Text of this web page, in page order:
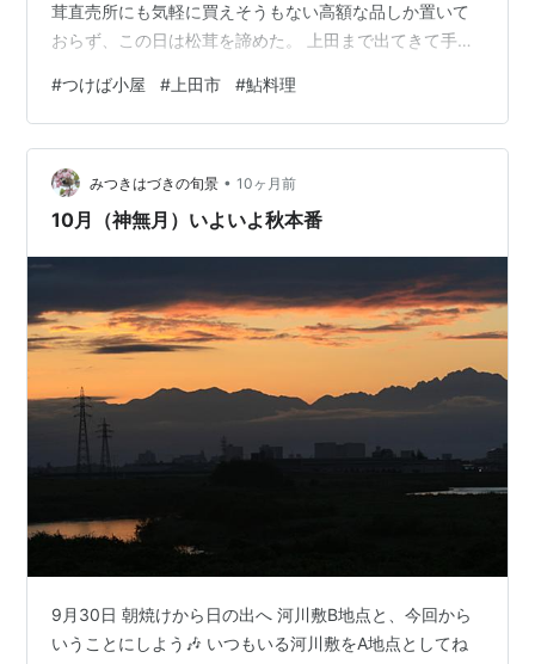
茸直売所にも気軽に買えそうもない高額な品しか置いて
おらず、この日は松茸を諦めた。 上田まで出てきて手ぶ
いた千曲川の河原で営業している鮎料理店に寄ることに
した。 鯉西のつけば小屋というところで、有名なところ
らしい。 海の家のような風情の建物で、寒い季節になる
と営業しないそうだ。 予約なしでも席が空いていたので
中に案内されて席に着く。 なかなか活気がある店だ。 鮎
#つけば小屋 # 上田市 #鮎料理
みつきはづきの旬景 • 10ヶ月前
10月（神無月）いよいよ秋本番
9月30日 朝焼けから日の出へ 河川敷B地点と、今回から
いうことにしよう🎶 いつもいる河川敷をA地点としてね